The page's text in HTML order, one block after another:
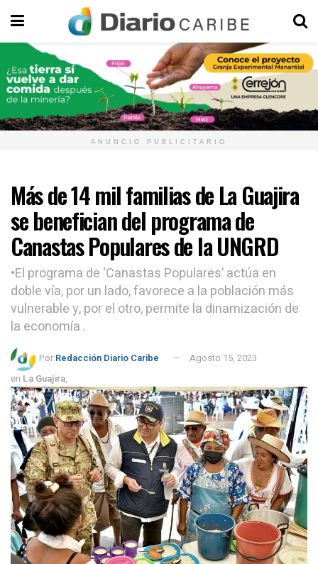
ANUNCIO PUBLICITARIO
Más de 14 mil familias de La Guajira
se benefician del programa de
Canastas Populares de la UNGRD
•El programa de ‘Canastas Populares’ actúa en
doble vía, por un lado, favorece a la población más
vulnerable y, por el otro, permite la dinamización de
la economía .
Por:Redacción Diario Caribe
Agosto 15, 2023
en La Guajira,